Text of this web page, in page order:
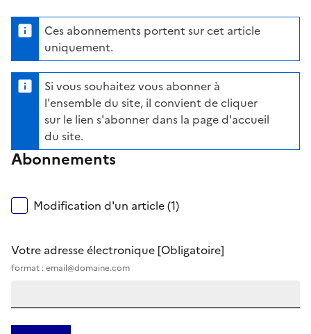
Ces abonnements portent sur cet article
uniquement.
Si vous souhaitez vous abonner à
l'ensemble du site, il convient de cliquer
sur le lien s'abonner dans la page d'accueil
du site.
Abonnements
Modification d'un article (1)
Votre adresse électronique [Obligatoire]
format : email@domaine.com